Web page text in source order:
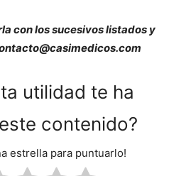
con los sucesivos listados y
utilidad te ha
contenido?
estrella para puntuarlo!